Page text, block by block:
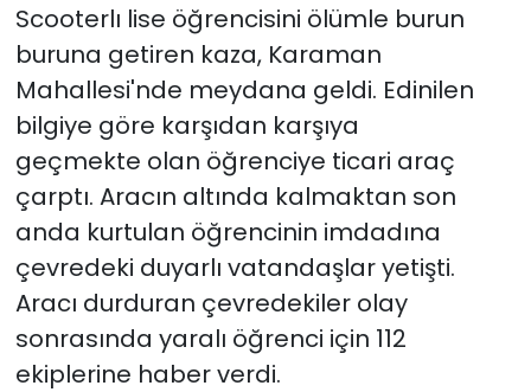
Scooterlı lise öğrencisini ölümle burun
buruna getiren kaza, Karaman
Mahallesi'nde meydana geldi. Edinilen
bilgiye göre karşıdan karşıya
geçmekte olan öğrenciye ticari araç
çarptı. Aracın altında kalmaktan son
anda kurtulan öğrencinin imdadına
çevredeki duyarlı vatandaşlar yetişti.
Aracı durduran çevredekiler olay
sonrasında yaralı öğrenci için 112
ekiplerine haber verdi.